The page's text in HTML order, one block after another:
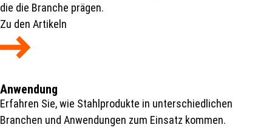
die die Branche prägen.
Zu den Artikeln
Anwendung
Erfahren Sie, wie Stahlprodukte in unterschiedlichen
Branchen und Anwendungen zum Einsatz kommen.